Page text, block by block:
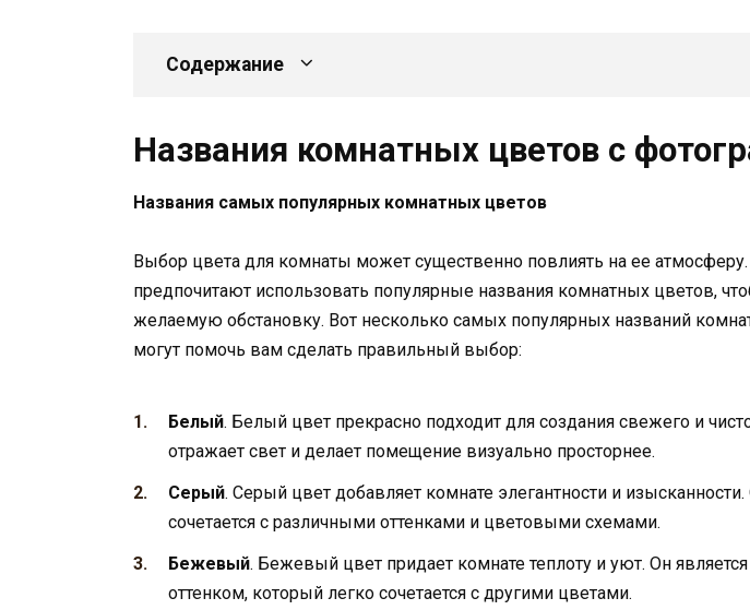
Содержание
Названия комнатных цветов с
Названия самых популярных комнатных цветов
Выбор цвета для комнаты может существенно повлиять на ее
предпочитают использовать популярные названия комнатных цветов,
желаемую обстановку. Вот несколько самых популярных названий
могут помочь вам сделать правильный выбор:
Белый. Белый цвет прекрасно подходит для создания свежего и
отражает свет и делает помещение визуально просторнее.
Серый. Серый цвет добавляет комнате элегантности и
сочетается с различными оттенками и цветовыми схемами.
Бежевый. Бежевый цвет придает комнате теплоту и уют. Он
оттенком, который легко сочетается с другими цветами.